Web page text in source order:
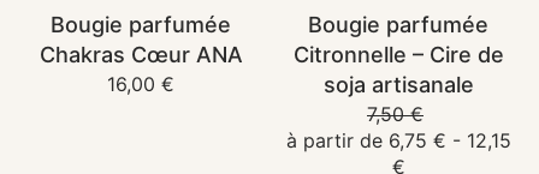
Bougie parfumée
Chakras Cœur ANA
Prix
16,00 €
Bougie parfumée
Citronnelle – Cire de
soja artisanale
Prix
habituel
7,50 €
Prix
soldé
à partir de 6,75 € - 12,15
€